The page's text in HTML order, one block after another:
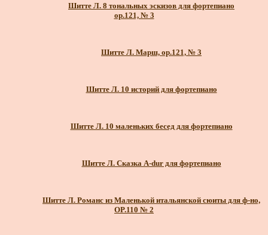
Шитте Л. 8 тональных эскизов для фортепиано
ор.121, № 3
Шитте Л. Марш, ор.121, № 3
Шитте Л. 10 историй для фортепиано
Шитте Л. 10 маленьких бесед для фортепиано
Шитте Л. Сказка A-dur для фортепиано
Шитте Л. Романс из Маленькой итальянской сюиты для ф-но,
OP.110 № 2